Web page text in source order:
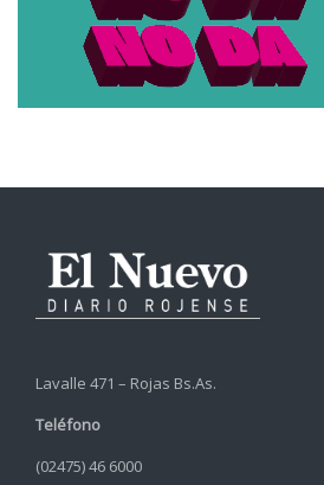
Lavalle 471 – Rojas Bs.As.
Teléfono
(02475) 46 6000